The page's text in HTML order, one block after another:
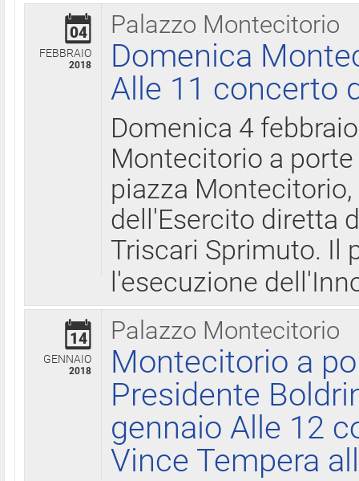
Palazzo Montecitorio
04
FEBBRAIO
2018
Domenica
Alle 11 concerto
Domenica 4
Montecitorio a
piazza
dell'Esercito diretta
Triscari Sprimuto. Il
l'esecuzione
Palazzo Montecitorio
14
GENNAIO
2018
Montecitorio a
Presidente
gennaio Alle 12
Vince Tempera